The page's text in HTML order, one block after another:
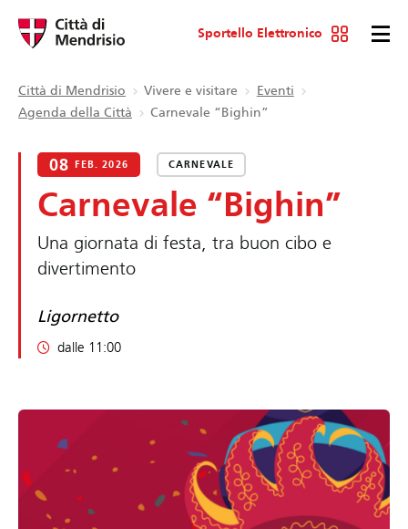
Sportello Elettronico
Città di Mendrisio Vivere e visitare
Eventi
Agenda della Città
Carnevale “Bighin”
08 FEB. 2026 CARNEVALE
Carnevale “Bighin”
Una giornata di festa, tra buon cibo e
divertimento
Ligornetto
dalle 11:00